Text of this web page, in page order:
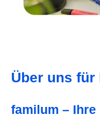
Über uns für
familum –